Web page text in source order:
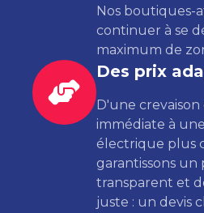
Nos boutiques-
continuer à se
maximum de
Des prix
D'une
immédiate à
électrique plus
garantissons un
transparent et
juste : un devis